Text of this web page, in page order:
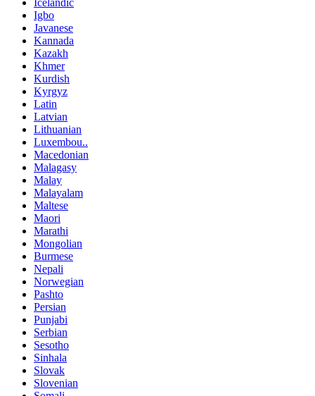
Icelandic
Igbo
Javanese
Kannada
Kazakh
Khmer
Kurdish
Kyrgyz
Latin
Latvian
Lithuanian
Luxembou..
Macedonian
Malagasy
Malay
Malayalam
Maltese
Maori
Marathi
Mongolian
Burmese
Nepali
Norwegian
Pashto
Persian
Punjabi
Serbian
Sesotho
Sinhala
Slovak
Slovenian